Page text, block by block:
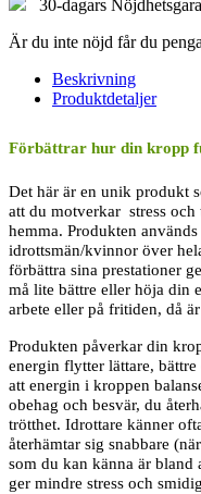
30-dagars
Är du inte nöjd får du
Beskrivning
Produktdetaljer
Förbättrar hur din kropp
Det här är en unik produkt
att du motverkar stress
hemma. Produkten
idrottsmän/kvinnor över
förbättra sina prestationer
må lite bättre eller höja din
arbete eller på fritiden, då
Produkten påverkar din
energin flytter lättare,
att energin i kroppen
obehag och besvär, du
trötthet. Idrottare känner
återhämtar sig snabbare
som du kan känna är bland
ger mindre stress och